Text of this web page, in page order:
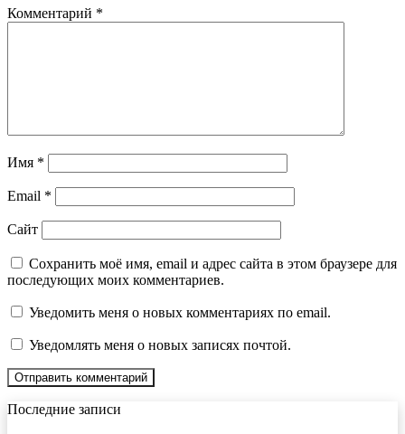
Комментарий *
Имя *
Email *
Сайт
Сохранить моё имя, email и адрес сайта в этом браузере для
последующих моих комментариев.
Уведомить меня о новых комментариях по email.
Уведомлять меня о новых записях почтой.
Последние записи